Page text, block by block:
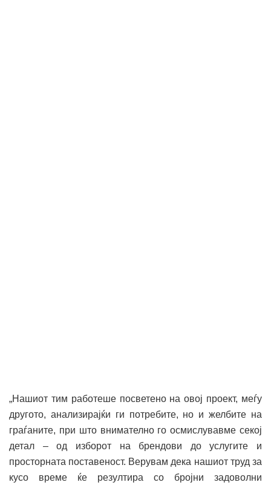
„Нашиот тим работеше посветено на овој проект, меѓу
другото, анализирајќи ги потребите, но и желбите на
граѓаните, при што внимателно го осмислувавме секој
детал – од изборот на брендови до услугите и
просторната поставеност. Верувам дека нашиот труд за
кусо време ќе резултира со бројни задоволни